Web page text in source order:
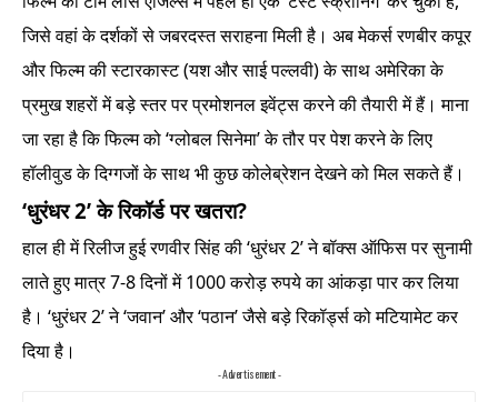
जिसे वहां के दर्शकों से जबरदस्त सराहना मिली है। अब मेकर्स रणबीर कपूर
और फिल्म की स्टारकास्ट (यश और साई पल्लवी) के साथ अमेरिका के
प्रमुख शहरों में बड़े स्तर पर प्रमोशनल इवेंट्स करने की तैयारी में हैं। माना
जा रहा है कि फिल्म को ‘ग्लोबल सिनेमा’ के तौर पर पेश करने के लिए
हॉलीवुड के दिग्गजों के साथ भी कुछ कोलेब्रेशन देखने को मिल सकते हैं।
‘धुरंधर 2’ के रिकॉर्ड पर खतरा?
हाल ही में रिलीज हुई रणवीर सिंह की ‘धुरंधर 2’ ने बॉक्स ऑफिस पर सुनामी
लाते हुए मात्र 7-8 दिनों में 1000 करोड़ रुपये का आंकड़ा पार कर लिया
है। ‘धुरंधर 2’ ने ‘जवान’ और ‘पठान’ जैसे बड़े रिकॉर्ड्स को मटियामेट कर
दिया है।
- Advertisement -